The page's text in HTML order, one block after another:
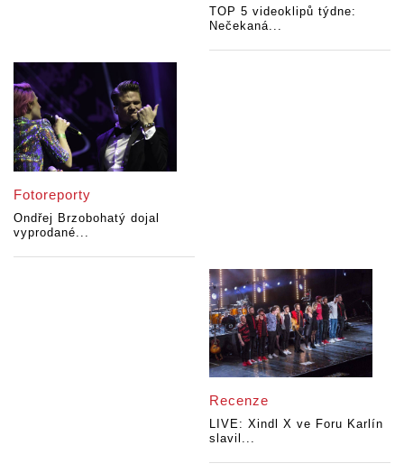
TOP 5 videoklipů týdne:
Nečekaná...
Fotoreporty
Ondřej Brzobohatý dojal
vyprodané...
Recenze
LIVE: Xindl X ve Foru Karlín
slavil...